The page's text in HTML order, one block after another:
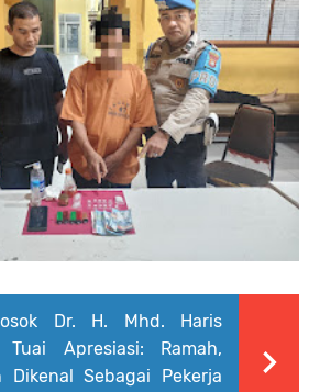
Dr. H. Mhd. Haris
Tuai Apresiasi: Ramah,
Dikenal Sebagai Pekerja